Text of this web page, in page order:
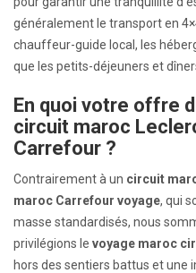
généralement le transport en
chauffeur-guide local, les
que les petits-déjeuners et
En quoi votre offre
circuit maroc
Carrefour ?
Contrairement à un circuit
maroc Carrefour voyage, qui
masse standardisés, nous
privilégions le voyage maroc
hors des sentiers battus et une